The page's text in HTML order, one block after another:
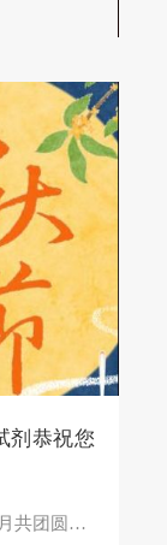
剂恭祝您
花好月圆人团圆，国泰民安庆中秋正是人月共团圆花好月圆之时节湖南汇虹试剂有限公司祝您：生活如圆月，梦想皆圆满秋风送爽，丹桂飘香，又到一年月明夜。“每一根管线的精准衔接，每一道工序的细致操作，每一句上班前的安全叮咛，每一次包装前的严格复核……是你们的严谨与坚守，串...